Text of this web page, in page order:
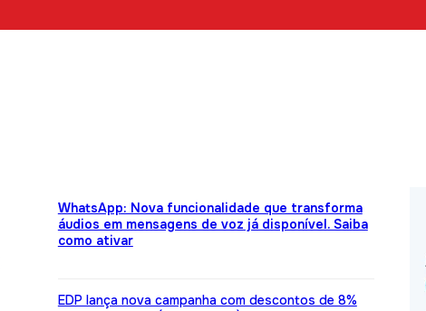
WhatsApp: Nova funcionalidade que transforma
áudios em mensagens de voz já disponível. Saiba
como ativar
EDP lança nova campanha com descontos de 8%